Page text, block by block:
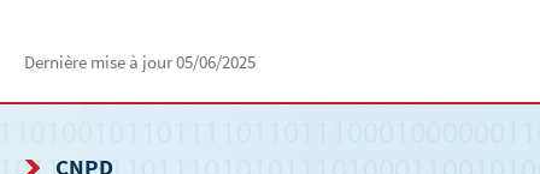
Dernière mise à jour05/06/2025
CNPD